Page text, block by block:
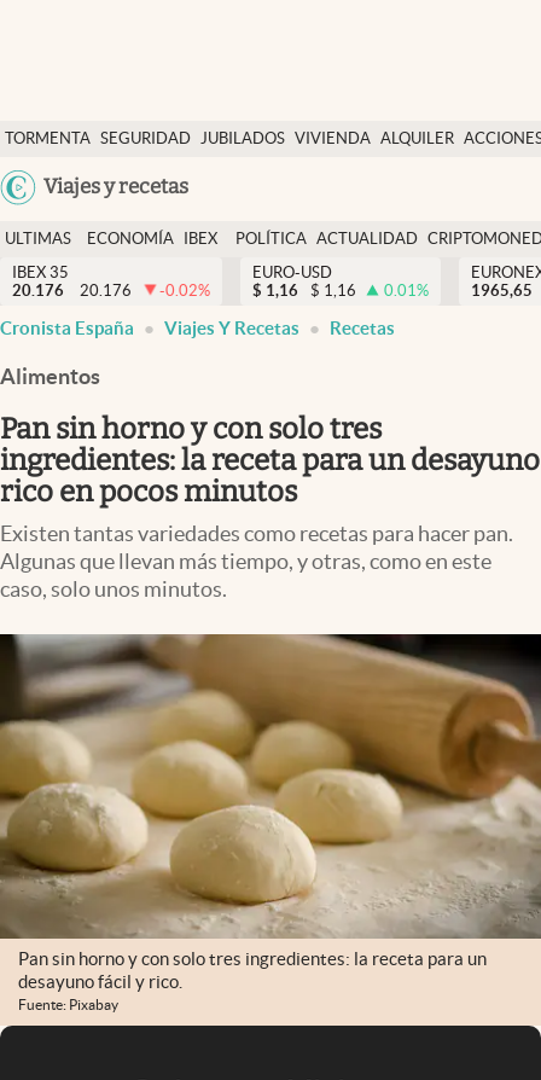
TORMENTA SEGURIDAD JUBILADOS VIVIENDA ALQUILER
USA
Viajes y recetas
Economía y finanzas
Política
Actualidad
Criptomonedas
España
ULTIMAS
NOTICIAS
ECONOMÍA
FINANZAS
IBEX
EURO
POLÍTICA ACTUALIDAD
IBEX 35
20.176
20.176 -0.02%
EURO-USD
$ 1,16 $ 1,16 0.01%
1965,65
Cronista España Viajes Y Recetas Recetas
Alimentos
Pan sin horno y con solo tres
ingredientes: la receta para un desayuno
rico en pocos minutos
Existen tantas variedades como recetas para hacer pan.
Algunas que llevan más tiempo, y otras, como en este
caso, solo unos minutos.
Pan sin horno y con solo tres ingredientes: la receta para un
desayuno fácil y rico.
Fuente: Pixabay